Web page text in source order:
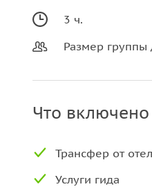
3 ч.
Размер группы
Что включено
Трансфер от
Услуги гида